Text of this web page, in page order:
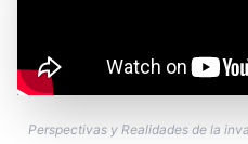
Perspectivas y Realidades de la